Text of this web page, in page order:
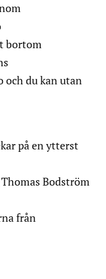
bortom
och du kan utan
på en ytterst
Bodström
från